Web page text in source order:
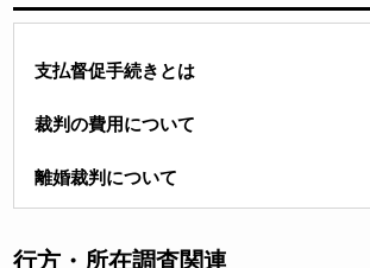
支払督促手続きとは
裁判の費用について
離婚裁判について
行方・所在調査関連